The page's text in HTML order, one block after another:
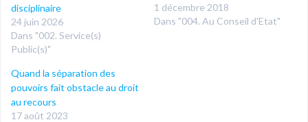
disciplinaire
24 juin 2026
Dans "002. Service(s)
Public(s)"
1 décembre 2018
Dans "004. Au Conseil d'Etat"
Quand la séparation des
pouvoirs fait obstacle au droit
au recours
17 août 2023